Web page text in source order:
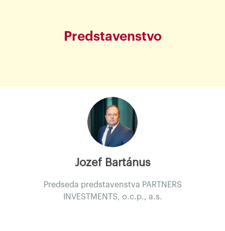
Predstavenstvo
Jozef Bartánus
Predseda predstavenstva PARTNERS
INVESTMENTS, o.c.p., a.s.